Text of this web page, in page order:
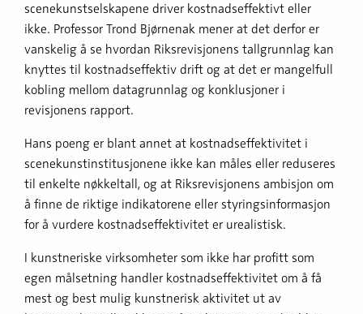
scenekunstselskapene driver kostnadseffektivt eller
ikke. Professor Trond Bjørnenak mener at det derfor er
vanskelig å se hvordan Riksrevisjonens tallgrunnlag kan
knyttes til kostnadseffektiv drift og at det er mangelfull
kobling mellom datagrunnlag og konklusjoner i
revisjonens rapport.
Hans poeng er blant annet at kostnadseffektivitet i
scenekunstinstitusjonene ikke kan måles eller reduseres
til enkelte nøkkeltall, og at Riksrevisjonens ambisjon om
å finne de riktige indikatorene eller styringsinformasjon
for å vurdere kostnadseffektivitet er urealistisk.
I kunstneriske virksomheter som ikke har profitt som
egen målsetning handler kostnadseffektivitet om å få
mest og best mulig kunstnerisk aktivitet ut av